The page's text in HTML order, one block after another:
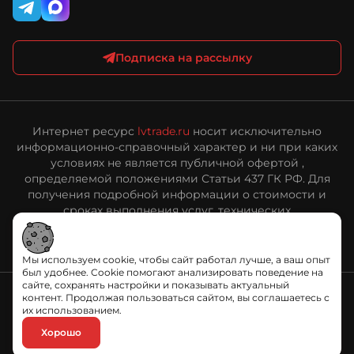
Подписка на рассылку
Интернет ресурс lvtrade.ru носит исключительно
информационно-справочный характер и ни при каких
условиях не является публичной офертой ,
определяемой положениями Статьи 437 ГК РФ. Для
получения подробной информации о стоимости и
сроках выполнения услуг, технических
характеристиках оборудования, пожалуйста,
обращайтесь к сотрудникам ООО «ЛВ Трейд».
Политика обработки персональных данных
Мы используем cookie, чтобы сайт работал лучше, а ваш опыт
был удобнее. Cookie помогают анализировать поведение на
сайте, сохранять настройки и показывать актуальный
контент. Продолжая пользоваться сайтом, вы соглашаетесь с
их использованием.
Хорошо